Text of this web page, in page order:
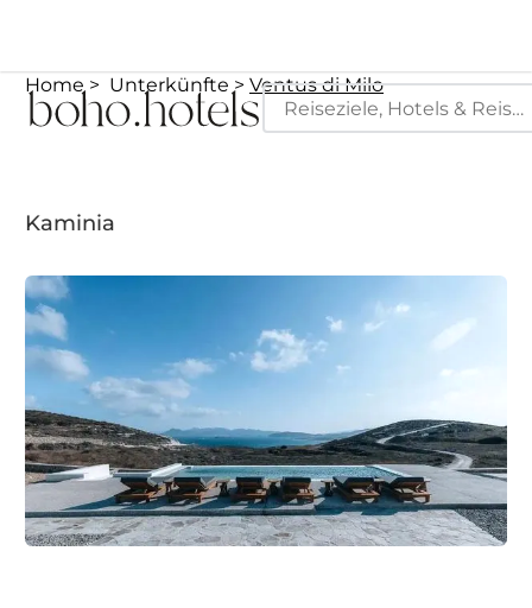
Home Unterkünfte Ventus di Milo
Kaminia